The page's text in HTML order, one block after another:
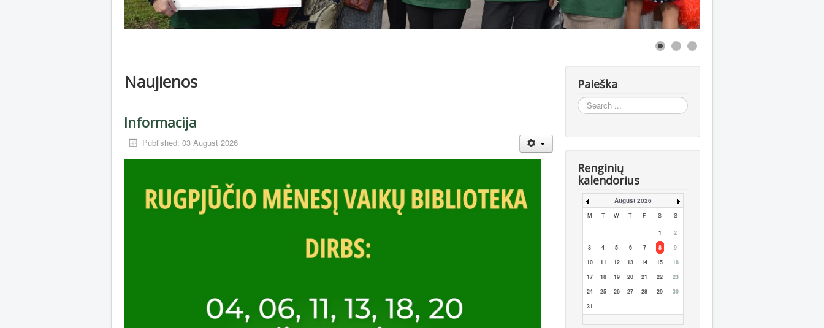
Naujienos
Informacija
Published: 03 August 2026
Paieška
Search
...
Renginių
kalendorius
August 2026
M T W T F S S
1
2
3
4 5 6 7 8
9
10
11 12 13 14 15
16
17
18 19 20 21 22
23
24
25 26 27 28 29
30
31